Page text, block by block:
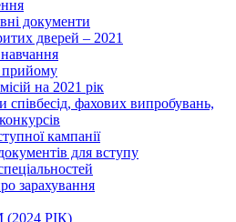
документи
дверей – 2021
на 2021 рік
співбесід, фахових випробувань,
кампанії
для вступу
зарахування
РІК)